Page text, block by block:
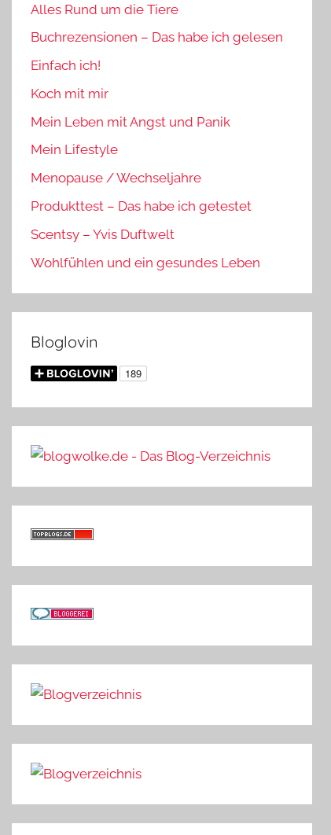
Alles Rund um die Tiere
Buchrezensionen – Das habe ich gelesen
Einfach ich!
Koch mit mir
Mein Leben mit Angst und Panik
Mein Lifestyle
Menopause / Wechseljahre
Produkttest – Das habe ich getestet
Scentsy – Yvis Duftwelt
Wohlfühlen und ein gesundes Leben
Bloglovin